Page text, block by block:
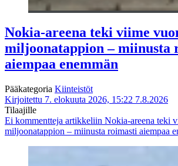
Nokia-areena teki viime
miljoonatappion – miinusta
aiempaa enemmän
Pääkategoria Kiinteistöt
Kirjoitettu 7. elokuuta 2026, 15:22 7.8.2026
Tilaajille
Ei kommentteja artikkeliin Nokia-areena teki
miljoonatappion – miinusta roimasti aiempaa